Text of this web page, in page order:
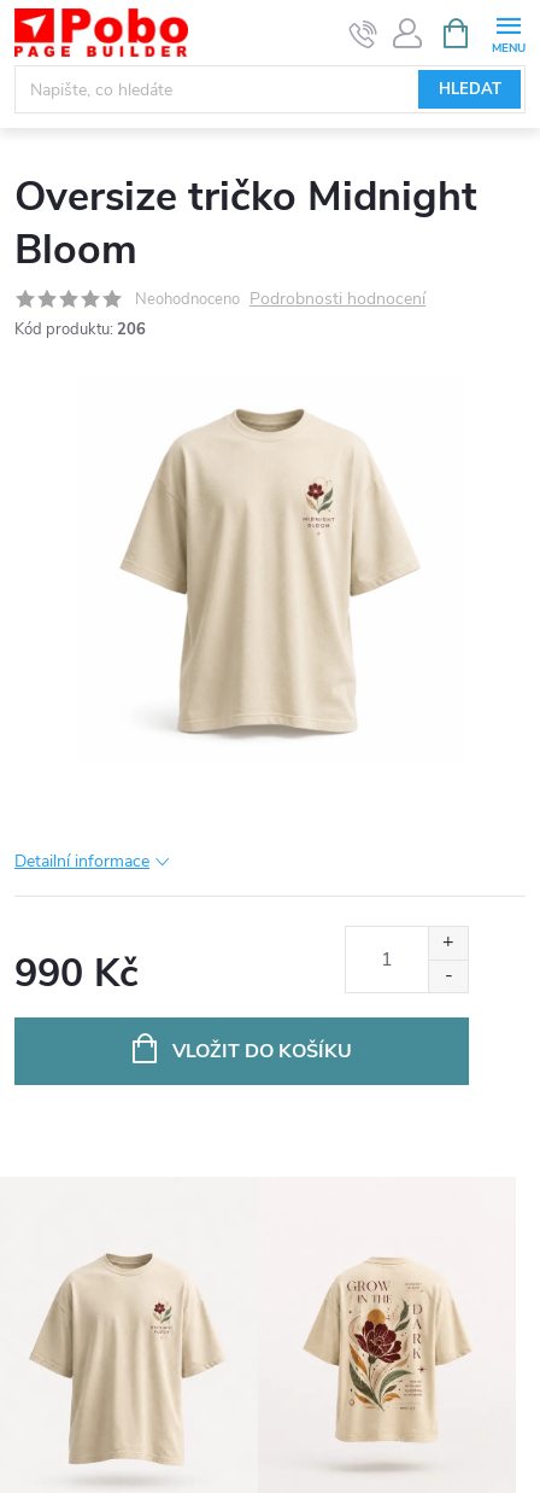
Přejít
na
obsah
HLEDAT
NÁKUPNÍ
KOŠÍK
Oversize tričko Midnight
Bloom
Neohodnoceno Podrobnosti hodnocení
Kód produktu: 206
Detailní informace
990 Kč
VLOŽIT DO KOŠÍKU